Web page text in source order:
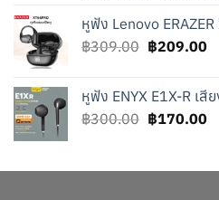
was:
฿
หูฟัง Lenovo
฿309.00 Original
฿309.00.
฿209.00
฿
หูฟัง ENYX E1X-R เสี
฿300.00 Original
฿300.00.
฿170.00
฿